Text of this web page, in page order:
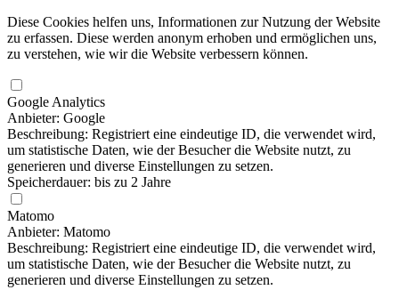
Diese Cookies helfen uns, Informationen zur Nutzung der Website
zu erfassen. Diese werden anonym erhoben und ermöglichen uns,
zu verstehen, wie wir die Website verbessern können.
Google Analytics
Anbieter: Google
Beschreibung: Registriert eine eindeutige ID, die verwendet wird,
um statistische Daten, wie der Besucher die Website nutzt, zu
generieren und diverse Einstellungen zu setzen.
Speicherdauer: bis zu 2 Jahre
Matomo
Anbieter: Matomo
Beschreibung: Registriert eine eindeutige ID, die verwendet wird,
um statistische Daten, wie der Besucher die Website nutzt, zu
generieren und diverse Einstellungen zu setzen.